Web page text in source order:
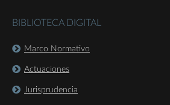
BIBLIOTECA DIGITAL
Marco Normativo
Actuaciones
Jurisprudencia